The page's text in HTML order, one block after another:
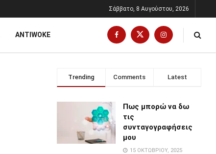
Σάββατο, 8 Αυγούστου, 2026
ANTIWOKE
Trending Comments Latest
Πως μπορώ να δω
τις
συνταγογραφήσεις
μου
15 ΟΚΤΩΒΡΊΟΥ, 2025